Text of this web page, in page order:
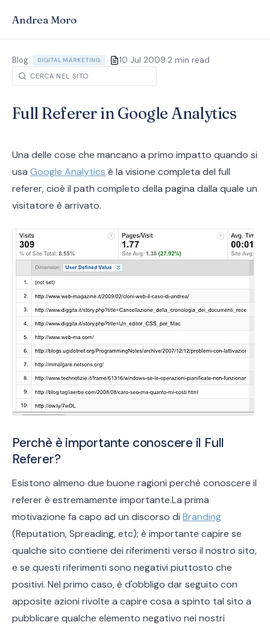
Andrea Moro
Blog> DIGITAL MARKETING > 10 Jul 2009·2 min read
Full Referer in Google Analytics
Una delle cose che mancano a primo impatto quando si
usa Google Analytics è la visione completa del full
referer, cioè il path completo della pagina dalla quale un
visitatore è arrivato.
Perchè è importante conoscere il Full
Referer?
Esistono almeno due buone ragioni perchè conoscere il
referer è estremamente importante.La prima
motivazione fa capo ad un discorso di Branding
(Reputation, Spreading, etc); è importante capire se
qualche sito contiene dei riferimenti verso il nostro sito,
e se questi riferimenti sono negativi piuttosto che
positivi. Nel primo caso, è d'obbligo dar seguito con
apposite azioni rivolte a capire cosa a spinto tal sito a
pubblicare qualche elemento negativo nei nostri